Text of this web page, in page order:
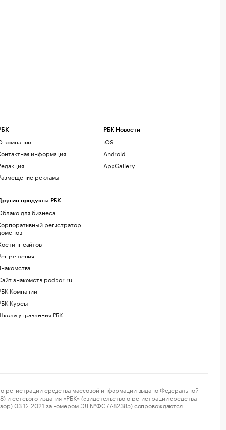
компании
информация
рекламы
продукты РБК
для бизнеса
регистратор
сайтов
знакомств podbor.ru
Компании
Курсы
управления РБК
РБК Новости
iOS
Android
AppGallery
средства массовой информации выдано Федеральной
издания «РБК» (свидетельство о регистрации средства
03.12.2021 за номером ЭЛ №ФС77-82385) сопровождаются